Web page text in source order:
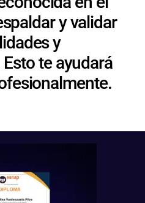
y validar
y
te ayudará